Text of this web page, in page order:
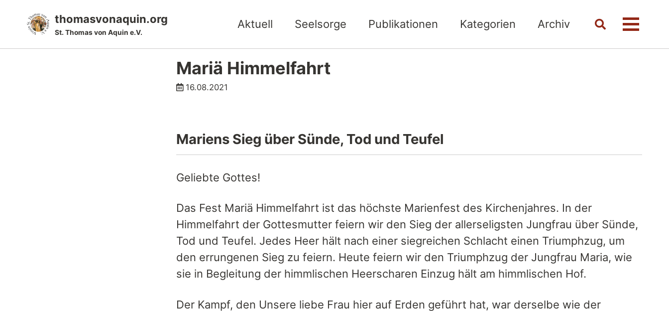
thomasvonaquin.org
St. Thomas von Aquin e.V.
Aktuell Seelsorge Publikationen Kategorien Archiv
ToggleMenü
Mariä Himmelfahrt
16.08.2021
Mariens Sieg über Sünde, Tod und Teufel
Geliebte Gottes!
Das Fest Mariä Himmelfahrt ist das höchste Marienfest des Kirchenjahres. In der
Himmelfahrt der Gottesmutter feiern wir den Sieg der allerseligsten Jungfrau über Sünde,
Tod und Teufel. Jedes Heer hält nach einer siegreichen Schlacht einen Triumphzug, um
den errungenen Sieg zu feiern. Heute feiern wir den Triumphzug der Jungfrau Maria, wie
sie in Begleitung der himmlischen Heerscharen Einzug hält am himmlischen Hof.
Der Kampf, den Unsere liebe Frau hier auf Erden geführt hat, war derselbe wie der